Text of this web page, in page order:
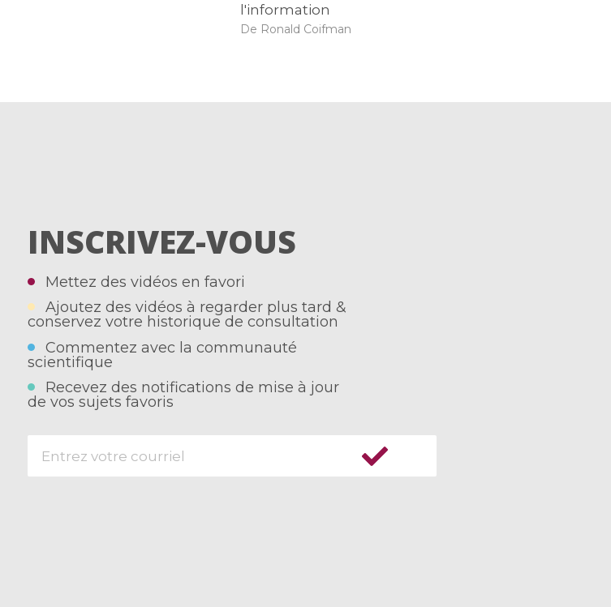
l'information
De Ronald Coifman
INSCRIVEZ-VOUS
Mettez des vidéos en favori
Ajoutez des vidéos à regarder plus tard &
conservez votre historique de consultation
Commentez avec la communauté
scientifique
Recevez des notifications de mise à jour
de vos sujets favoris